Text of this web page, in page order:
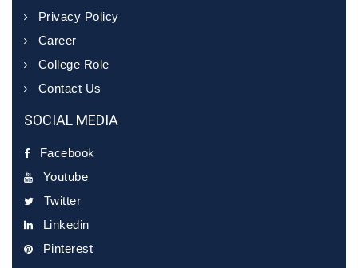
Privacy Policy
Career
College Role
Contact Us
SOCIAL MEDIA
Facebook
Youtube
Twitter
Linkedin
Pinterest